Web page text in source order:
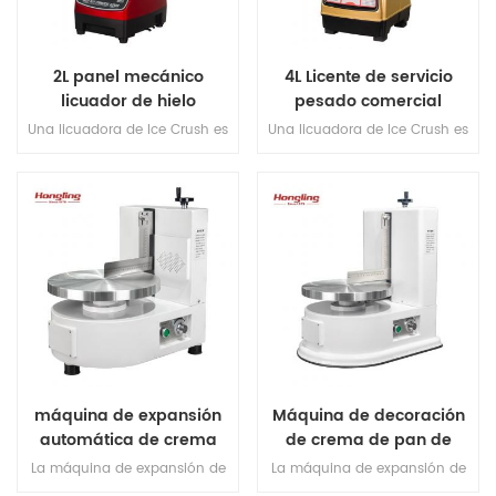
romper ni forzar el motor.
hielo sin romperse ni tensar el
motor.
2L panel mecánico
licuador de hielo
Una licuadora de Ice Crush es
para aplastar el hielo de
manera efectiva y mezclar
ingredientes congelados Por lo
general, presenta un motor
potente, cuchillas afiladas y un
frasco duradero para manejar
los rigores de la trituración de
hielo sin romperse ni tensar el
motor.
4L Licente de servicio
pesado comercial
Una licuadora de Ice Crush es
para aplastar el hielo de
manera efectiva y mezclar
ingredientes congelados Por lo
general, presenta un motor
potente, cuchillas afiladas y un
frasco duradero para manejar
los rigores de la trituración de
hielo sin romperse ni tensar el
motor.
máquina de expansión
automática de crema
para pasteles
La máquina de expansión de
Máquina de decoración
de crema de pan de
pastel eléctrico
La máquina de expansión de